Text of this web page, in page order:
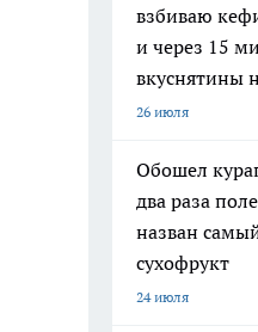
взбиваю
и через 15
вкуснятины
26 июля
Обошел
два раза
назван
сухофрукт
24 июля